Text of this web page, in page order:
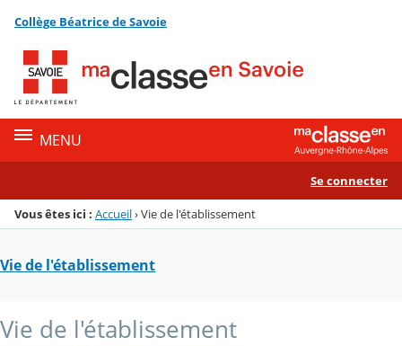
Menu de la rubrique
Contenu
Collège Béatrice de Savoie
MENU
Se connecter
Vous êtes ici : Accueil›Vie de l'établissement
Vie de l'établissement
Vie de l'établissement